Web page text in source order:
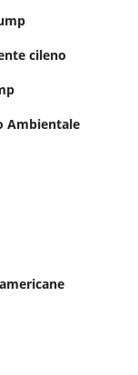
cileno
Ambientale